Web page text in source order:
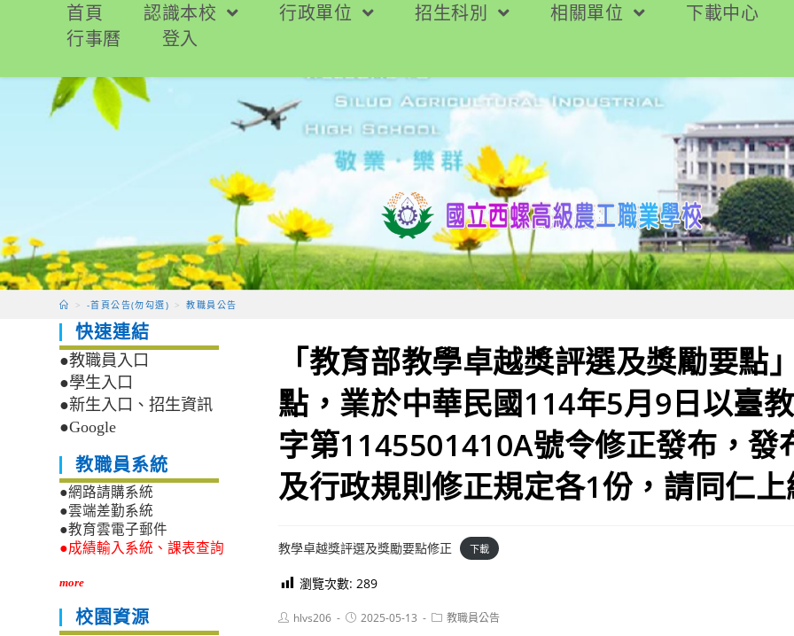
要
首頁 認識本校 行政單位 招生科別 相關單位 下載中心
行事曆
登入
> -首頁公告(勿勾選) > 教職員公告
「教育部教學卓越獎評選及獎勵要點
點，業於中華民國114年5月9日以臺
字第1145501410A號令修正發布，發
及行政規則修正規定各1份，請同仁上
教學卓越獎評選及獎勵要點修正 下載
瀏覽次數: 289
Posthlvs206
Post2025-05-13
Post教職員公告
快速連結
●教職員入口
●學生入口
●新生入口、招生資訊
●Google
教職員系統
●網路請購系統
●雲端差勤系統
●教育雲電子郵件
●成績輸入系統、課表查詢
more
校園資源